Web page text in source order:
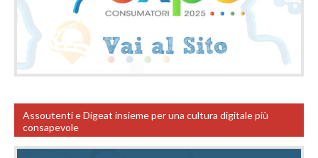
Assoutenti e Digeat insieme per una cultura digitale più
consapevole